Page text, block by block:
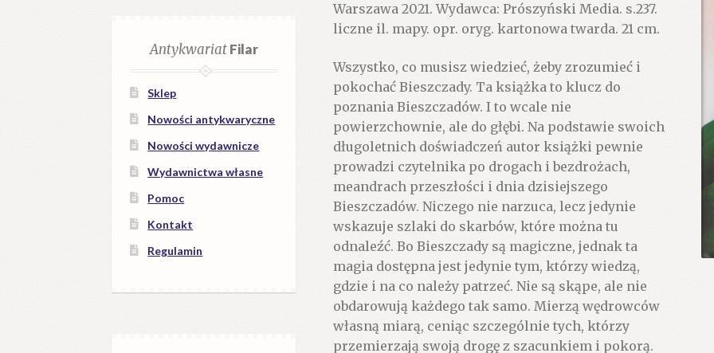
Warszawa 2021. Wydawca: Prószyński Media. s.237.
liczne il. mapy. opr. oryg. kartonowa twarda. 21 cm.
Wszystko, co musisz wiedzieć, żeby zrozumieć i
pokochać Bieszczady. Ta książka to klucz do
poznania Bieszczadów. I to wcale nie
powierzchownie, ale do głębi. Na podstawie swoich
długoletnich doświadczeń autor książki pewnie
prowadzi czytelnika po drogach i bezdrożach,
meandrach przeszłości i dnia dzisiejszego
Bieszczadów. Niczego nie narzuca, lecz jedynie
wskazuje szlaki do skarbów, które można tu
odnaleźć. Bo Bieszczady są magiczne, jednak ta
magia dostępna jest jedynie tym, którzy wiedzą,
gdzie i na co należy patrzeć. Nie są skąpe, ale nie
obdarowują każdego tak samo. Mierzą wędrowców
własną miarą, ceniąc szczególnie tych, którzy
przemierzają swoją drogę z szacunkiem i pokorą.
AntykwariatFilar
Sklep
Nowości antykwaryczne
Nowości wydawnicze
Wydawnictwa własne
Pomoc
Kontakt
Regulamin